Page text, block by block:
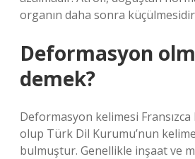
organın daha sonra
Deformasyon
demek?
Deformasyon kelimesi
olup Türk Dil Kurumu’nun
bulmuştur. Genellikle inşaat ve